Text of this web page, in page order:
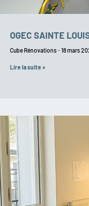
OGEC SAINTE
Cube Rénovations 18 mars
Lire la suite »